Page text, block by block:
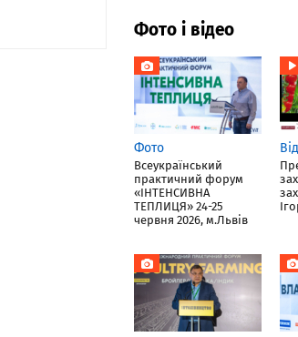
Фото і відео
Фото
Всеукраїнський
практичний форум
«ІНТЕНСИВНА
ТЕПЛИЦЯ» 24-25
червня 2026, м.Львів